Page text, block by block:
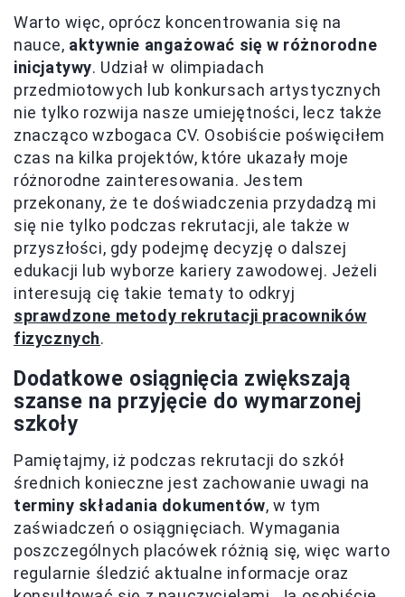
Warto więc, oprócz koncentrowania się na
nauce, aktywnie angażować się w różnorodne
inicjatywy. Udział w olimpiadach
przedmiotowych lub konkursach artystycznych
nie tylko rozwija nasze umiejętności, lecz także
znacząco wzbogaca CV. Osobiście poświęciłem
czas na kilka projektów, które ukazały moje
różnorodne zainteresowania. Jestem
przekonany, że te doświadczenia przydadzą mi
się nie tylko podczas rekrutacji, ale także w
przyszłości, gdy podejmę decyzję o dalszej
edukacji lub wyborze kariery zawodowej. Jeżeli
interesują cię takie tematy to odkryj
sprawdzone metody rekrutacji pracowników
fizycznych.
Dodatkowe osiągnięcia zwiększają
szanse na przyjęcie do wymarzonej
szkoły
Pamiętajmy, iż podczas rekrutacji do szkół
średnich konieczne jest zachowanie uwagi na
terminy składania dokumentów, w tym
zaświadczeń o osiągnięciach. Wymagania
poszczególnych placówek różnią się, więc warto
regularnie śledzić aktualne informacje oraz